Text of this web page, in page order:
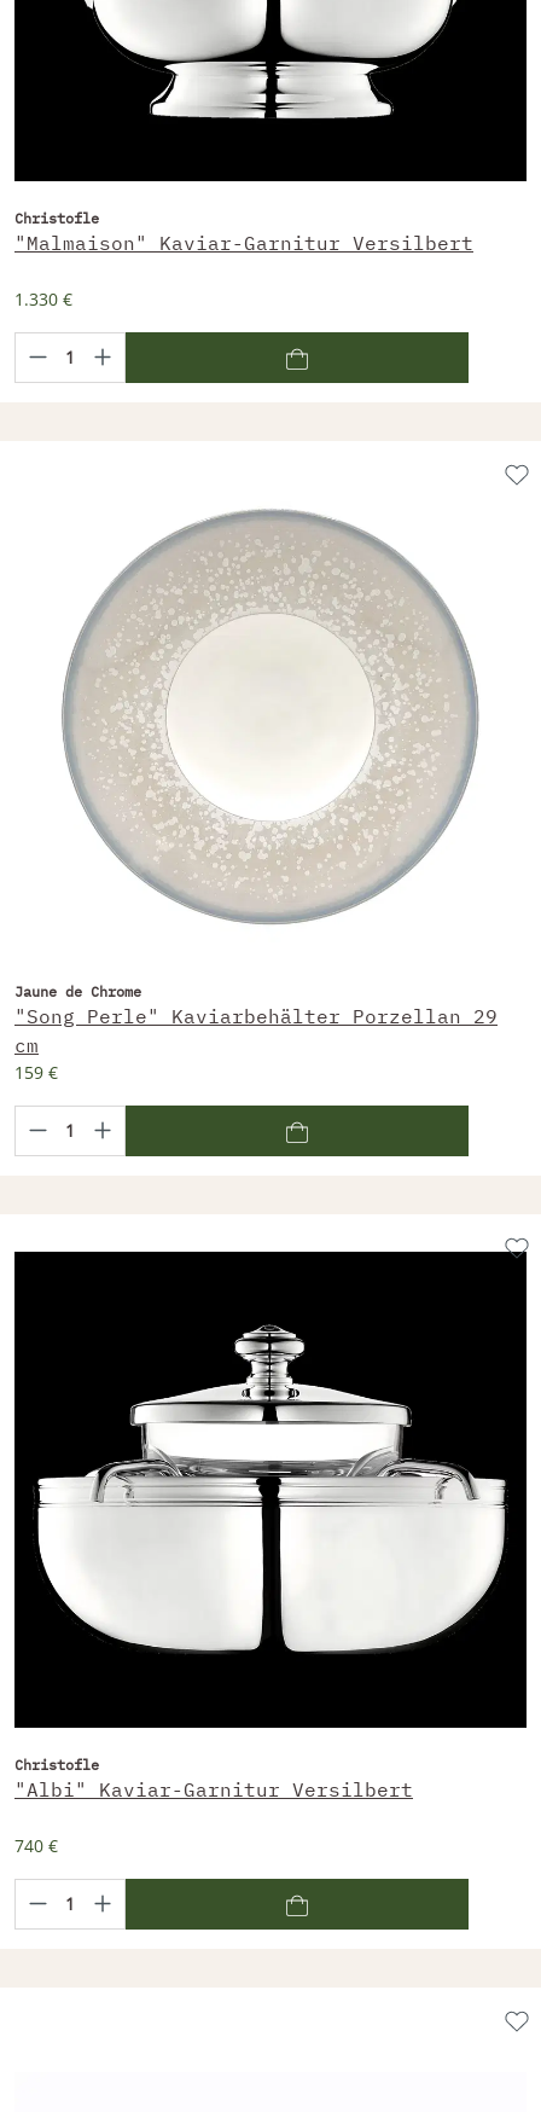
Christofle
"Malmaison" Kaviar-Garnitur Versilbert
1.330 €
Jaune de Chrome
"Song Perle" Kaviarbehälter Porzellan 29
cm
159 €
Christofle
"Albi" Kaviar-Garnitur Versilbert
740 €